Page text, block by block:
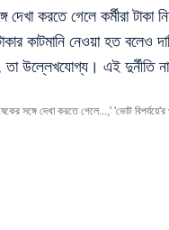
দেখা করতে গেলে কর্মীরা
কাটমানি নেওয়া হত বলেও
উল্লেখযোগ্য। এই দুর্নীতি
দেখা করতে গেলে...,' 'ভোট বিপর্যয়ে'র